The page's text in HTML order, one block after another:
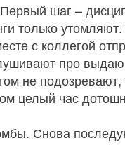
шаг –
только
с коллегой
про
не
целый час
Снова